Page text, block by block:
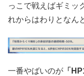
っこで戦えばギミッ
れからはわりとなん
一番やばいのが 「